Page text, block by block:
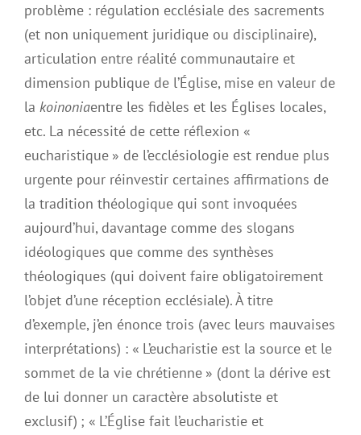
problème : régulation ecclésiale des sacrements
(et non uniquement juridique ou disciplinaire),
articulation entre réalité communautaire et
dimension publique de l’Église, mise en valeur de
la koinoniaentre les fidèles et les Églises locales,
etc. La nécessité de cette réflexion «
eucharistique » de l’ecclésiologie est rendue plus
urgente pour réinvestir certaines affirmations de
la tradition théologique qui sont invoquées
aujourd’hui, davantage comme des slogans
idéologiques que comme des synthèses
théologiques (qui doivent faire obligatoirement
l’objet d’une réception ecclésiale). À titre
d’exemple, j’en énonce trois (avec leurs mauvaises
interprétations) : « L’eucharistie est la source et le
sommet de la vie chrétienne » (dont la dérive est
de lui donner un caractère absolutiste et
exclusif) ; « L’Église fait l’eucharistie et